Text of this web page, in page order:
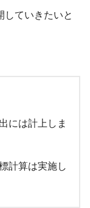
していきたいと
には計上しま
計算は実施し